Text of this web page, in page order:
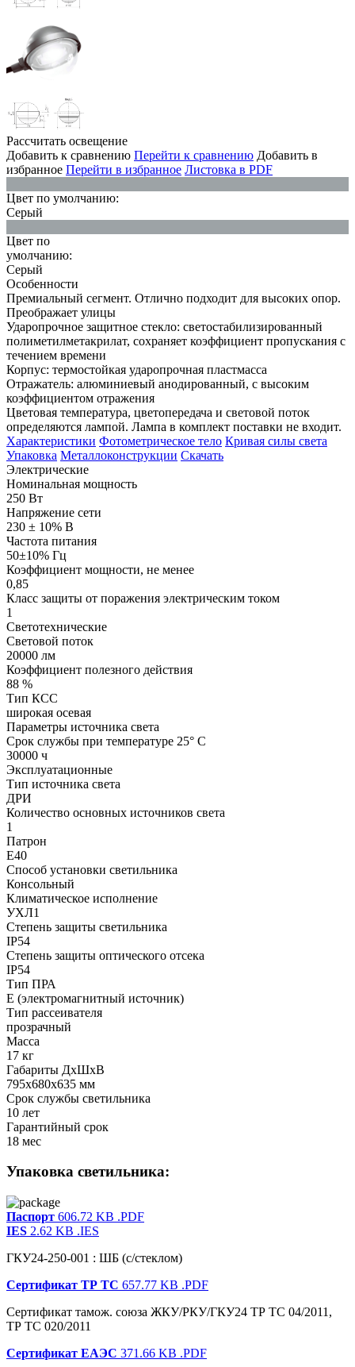
Рассчитать освещение
Добавить к сравнению Перейти к сравнению Добавить в
избранное Перейти в избранное Листовка в PDF
Цвет по умолчанию:
Серый
Цвет по
умолчанию:
Серый
Особенности
Премиальный сегмент. Отлично подходит для высоких опор.
Преображает улицы
Ударопрочное защитное стекло: светостабилизированный
полиметилметакрилат, сохраняет коэффициент пропускания с
течением времени
Корпус: термостойкая ударопрочная пластмасса
Отражатель: алюминиевый анодированный, с высоким
коэффициентом отражения
Цветовая температура, цветопередача и световой поток
определяются лампой. Лампа в комплект поставки не входит.
Характеристики Фотометрическое тело Кривая силы света
Упаковка Металлоконструкции Скачать
Электрические
Номинальная мощность
250 Вт
Напряжение сети
230 ± 10% В
Частота питания
50±10% Гц
Коэффициент мощности, не менее
0,85
Класс защиты от поражения электрическим током
1
Светотехнические
Световой поток
20000 лм
Коэффициент полезного действия
88 %
Тип КСС
широкая осевая
Параметры источника света
Срок службы при температуре 25° С
30000 ч
Эксплуатационные
Тип источника света
ДРИ
Количество основных источников света
1
Патрон
Е40
Способ установки светильника
Консольный
Климатическое исполнение
УХЛ1
Степень защиты светильника
IP54
Степень защиты оптического отсека
IP54
Тип ПРА
E (электромагнитный источник)
Тип рассеивателя
прозрачный
Масса
17 кг
Габариты ДхШхВ
795x680x635 мм
Срок службы светильника
10 лет
Гарантийный срок
18 мес
Упаковка светильника:
Паспорт 606.72 KB .PDF
IES 2.62 KB .IES
ГКУ24-250-001 : ШБ (с/стеклом)
Сертификат ТР ТС 657.77 KB .PDF
Сертификат тамож. союза ЖКУ/РКУ/ГКУ24 ТР ТС 04/2011,
ТР ТС 020/2011
Сертификат ЕАЭС 371.66 KB .PDF